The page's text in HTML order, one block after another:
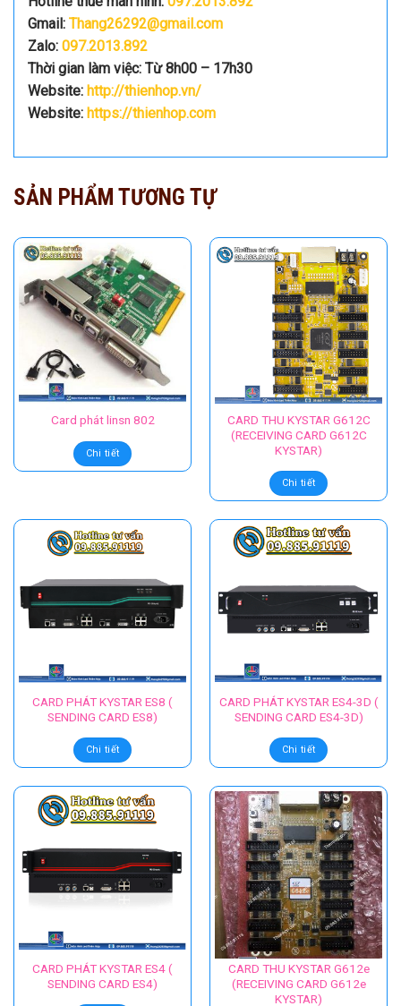
Gmail: Thang26292@gmail.com
Zalo: 097.2013.892
Thời gian làm việc: Từ 8h00 – 17h30
Website: http://thienhop.vn/
Website: https://thienhop.com
SẢN PHẨM TƯƠNG TỰ
Card phát linsn 802
Chi tiết
CARD THU KYSTAR G612C
(RECEIVING CARD G612C
KYSTAR)
Chi tiết
CARD PHÁT KYSTAR ES8 (
SENDING CARD ES8)
Chi tiết
CARD PHÁT KYSTAR ES4-3D (
SENDING CARD ES4-3D)
Chi tiết
CARD PHÁT KYSTAR ES4 (
SENDING CARD ES4)
CARD THU KYSTAR G612e
(RECEIVING CARD G612e
KYSTAR)